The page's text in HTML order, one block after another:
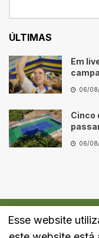
ÚLTIMAS
Em
06/
Cinco
06/
Quem Somos
Esse website